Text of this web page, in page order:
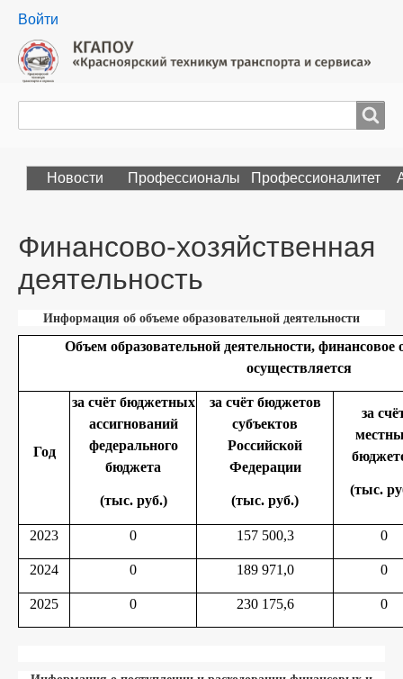
User
menu
Войти
Новости Профессионалы Профессионалитет
Финансово-хозяйственная
деятельность
Информация об объеме образовательной деятельности
Объем образовательной деятельности, финансовое
осуществляется
Год
за счёт бюджетных
ассигнований
федерального
бюджета
(тыс. руб.)
за счёт бюджетов
субъектов
Российской
Федерации
(тыс. руб.)
за
(тыс.
2023 0 157 500,3 0
2024 0 189 971,0 0
2025 0 230 175,6 0